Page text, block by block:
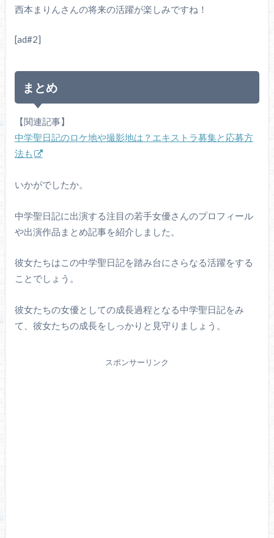
西本まりんさんの将来の活躍が楽しみですね！
[ad#2]
まとめ
【関連記事】
中学聖日記のロケ地や撮影地は？エキストラ募集と応募方
法も
いかがでしたか。
中学聖日記に出演する注目の若手女優さんのプロフィール
や出演作品まとめ記事を紹介しました。
彼女たちはこの中学聖日記を踏み台にさらなる活躍をする
ことでしょう。
彼女たちの女優としての成長過程となる中学聖日記をみ
て、彼女たちの成長をしっかりと見守りましょう。
スポンサーリンク